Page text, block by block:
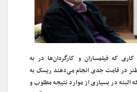
کاری که فیلمسازان و کارگردان‌ها در به
طنز در قامت جدی انجام می‌دهند ریسک به
در بسیاری از موارد نتیجه مطلوب و